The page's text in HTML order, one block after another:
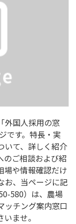
外国人採用の窓
です。特長・実
いて、詳しく紹介
のご相談および紹
場や情報確認だけ
お、当ページに記
580）は、農場
ッチング案内窓口
ませ。